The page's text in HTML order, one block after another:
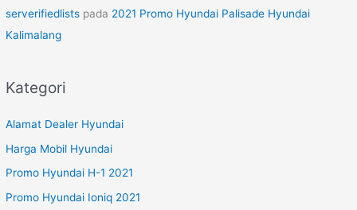
serverifiedlists pada 2021 Promo Hyundai Palisade Hyundai
Kalimalang
Kategori
Alamat Dealer Hyundai
Harga Mobil Hyundai
Promo Hyundai H-1 2021
Promo Hyundai Ioniq 2021